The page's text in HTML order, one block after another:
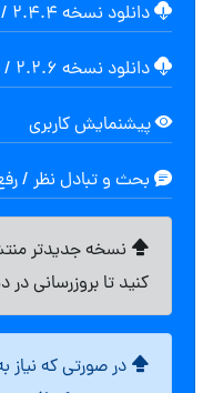
دانلود نسخه ۲.۴.۴ /
دانلود نسخه ۲.۲.۶ /
پیشنمایش کاربری
بحث و تبادل نظر /
نسخه جدیدتر
کنید تا بروزرسانی در
در صورتی که نیاز